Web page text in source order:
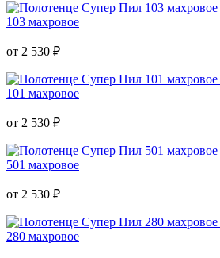
103 махровое
от 2 530 ₽
101 махровое
от 2 530 ₽
501 махровое
от 2 530 ₽
280 махровое